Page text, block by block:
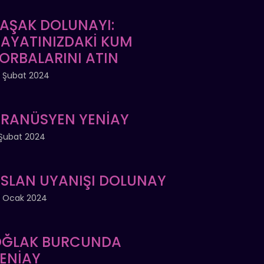
DOLUNAYI:
KUM
ATIN
Şubat 2024
YENİAY
2024
UYANIŞI DOLUNAY
Ocak 2024
BURCUNDA